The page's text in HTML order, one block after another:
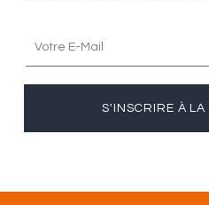
S'INSCRIRE À LA